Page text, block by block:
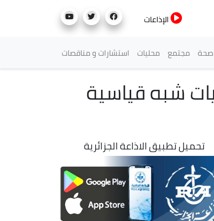
الإذاعات
صحة مجتمع محليات استشارات و مناقصات
شبه قياسية
تحميل تطبيق الاذاعة الجزائرية